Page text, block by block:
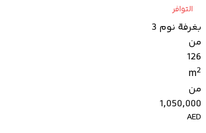
التوافر
بغرفة نوم 3
من
126
m2
من
1,050,000
AED